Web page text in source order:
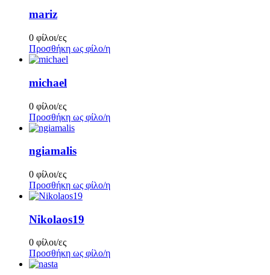
mariz
0 φίλοι/ες
Προσθήκη ως φίλο/η
michael
0 φίλοι/ες
Προσθήκη ως φίλο/η
ngiamalis
0 φίλοι/ες
Προσθήκη ως φίλο/η
Nikolaos19
0 φίλοι/ες
Προσθήκη ως φίλο/η